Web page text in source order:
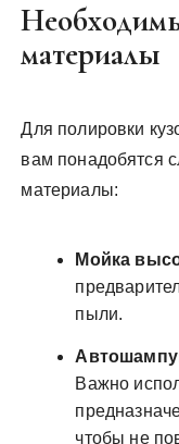
материалы
Для полировки
вам понадобятся
материалы:
Мойка
пыли.
Важно
чтобы не